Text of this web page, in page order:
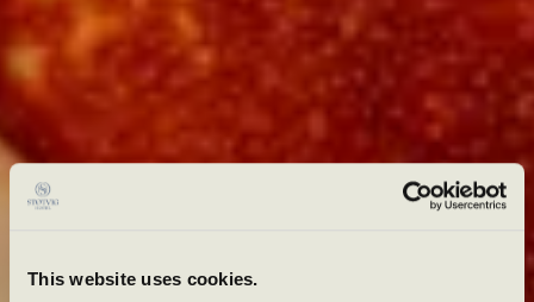
This website uses cookies.